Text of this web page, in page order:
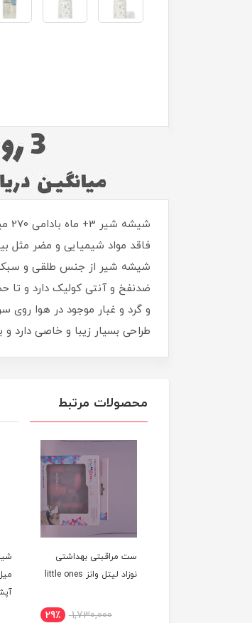
شیشه شیر از جنس طلقی و سبک
ضدنفخ و آنتی کولیک دارد و
و گرد و غبار موجود در هوا
طراحی بسیار زیبا و خاصی
محصولات مرتبط
ست مراقبتی بهداشتی
نوزاد لیتل وانز little ones
1,730,000 29٪